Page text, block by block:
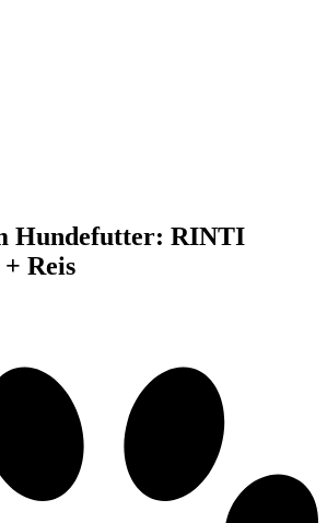
Hundefutter: RINTI
Reis